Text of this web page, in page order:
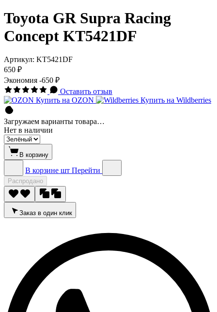
Toyota GR Supra Racing
Concept KT5421DF
Артикул: KT5421DF
650 ₽
Экономия -650 ₽
Оставить отзыв
Купить на OZON
Купить на Wildberries
Загружаем варианты товара…
Нет в наличии
В корзину
В корзине шт Перейти
Распродано
Заказ в один клик